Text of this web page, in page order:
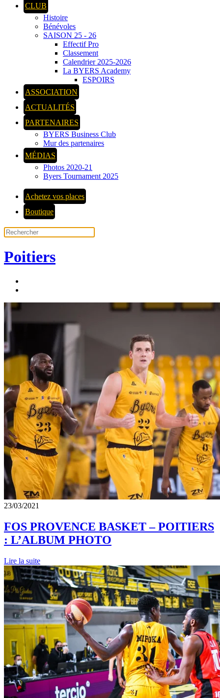
CLUB
Histoire
Bénévoles
SAISON 25 - 26
Effectif Pro
Classement
Calendrier 2025-2026
La BYERS Academy
ESPOIRS
ASSOCIATION
ACTUALITÉS
PARTENAIRES
BYERS Business Club
Mur des partenaires
MÉDIAS
Photos 2020-21
Byers Tournament 2025
Achetez vos places
Boutique
Poitiers
23/03/2021
FOS PROVENCE BASKET – POITIERS
: L’ALBUM PHOTO
Lire la suite